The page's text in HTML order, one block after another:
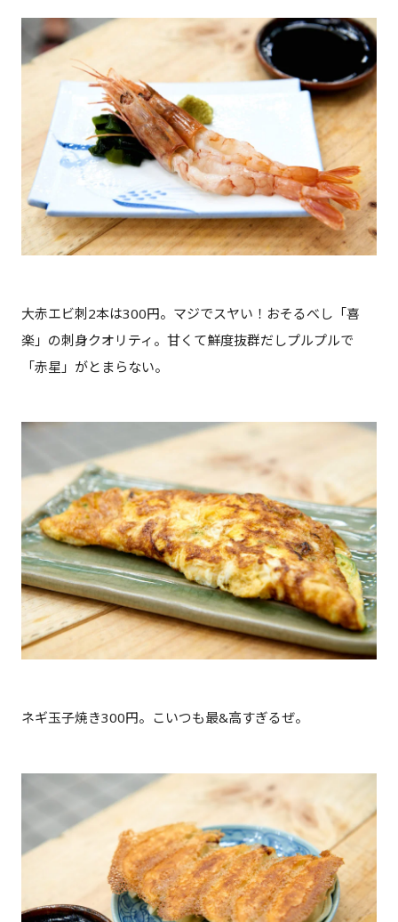
大赤エビ刺2本は300円。マジでスヤい！おそるべし「喜
楽」の刺身クオリティ。甘くて鮮度抜群だしプルプルで
「赤星」がとまらない。
ネギ玉子焼き300円。こいつも最&高すぎるぜ。